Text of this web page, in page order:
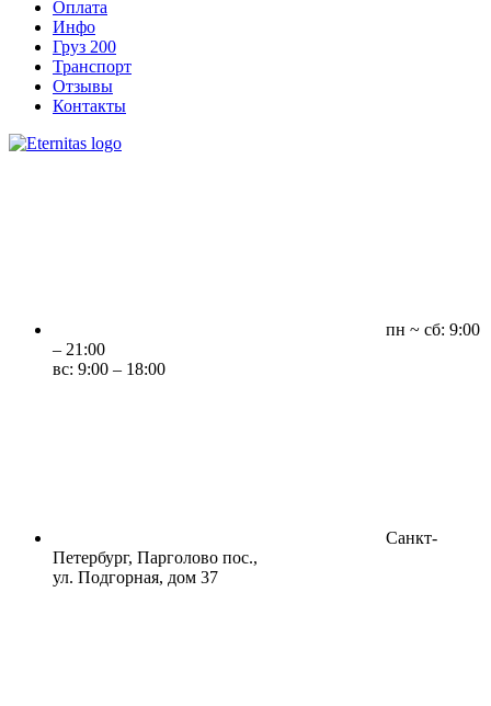
Оплата
Инфо
Груз 200
Транспорт
Отзывы
Контакты
пн ~ сб: 9:00
– 21:00
вс: 9:00 – 18:00
Санкт-
Петербург, Парголово пос.,
ул. Подгорная, дом 37